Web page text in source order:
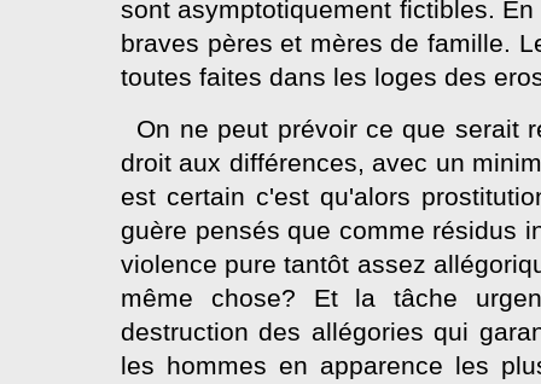
sont asymptotiquement fictibles.
braves pères et mères de famille.
toutes faites dans les loges des
On ne peut prévoir ce que serait
droit aux différences, avec un
est certain c'est qu'alors
guère pensés que comme résidus
violence pure tantôt assez
même chose? Et la tâche
destruction des allégories qui
les hommes en apparence les